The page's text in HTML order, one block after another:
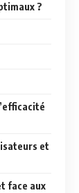
?
et
face aux